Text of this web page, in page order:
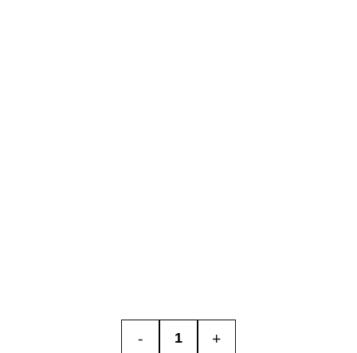
-
Cantitate
+